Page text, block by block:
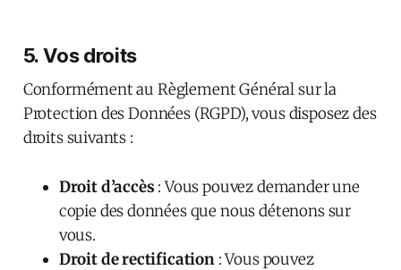
5. Vos droits
Conformément au Règlement Général sur la
Protection des Données (RGPD), vous disposez des
droits suivants :
Droit d’accès : Vous pouvez demander une
copie des données que nous détenons sur
vous.
Droit de rectification: Vous pouvez